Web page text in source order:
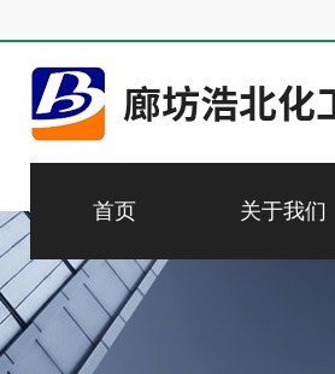
首页 关于我们